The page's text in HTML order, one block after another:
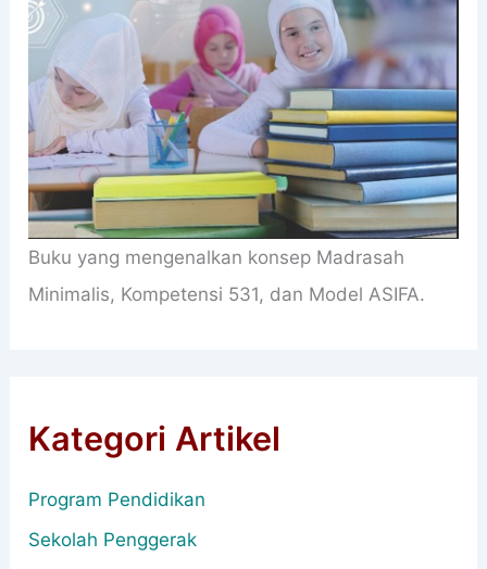
Buku yang mengenalkan konsep Madrasah
Minimalis, Kompetensi 531, dan Model ASIFA.
Kategori Artikel
Program Pendidikan
Sekolah Penggerak